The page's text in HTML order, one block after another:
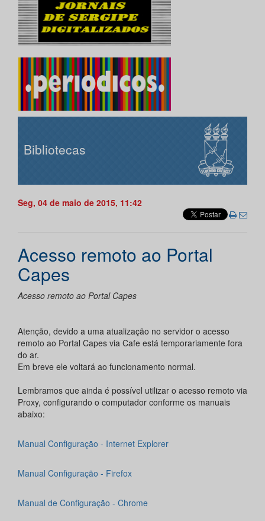
Bibliotecas
Seg, 04 de maio de 2015, 11:42
Acesso remoto ao Portal
Capes
Acesso remoto ao Portal Capes
Atenção, devido a uma atualização no servidor o acesso
remoto ao Portal Capes via Cafe está temporariamente fora
do ar.
Em breve ele voltará ao funcionamento normal.
Lembramos que ainda é possível utilizar o acesso remoto via
Proxy, configurando o computador conforme os manuais
abaixo:
Manual Configuração - Internet Explorer
Manual Configuração - Firefox
Manual de Configuração - Chrome